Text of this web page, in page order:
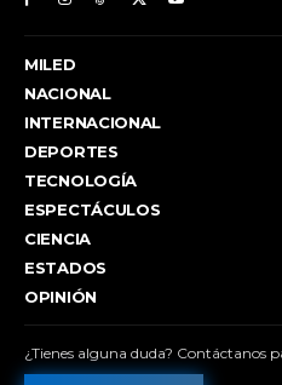
MILED
NACIONAL
INTERNACIONAL
DEPORTES
TECNOLOGÍA
ESPECTÁCULOS
CIENCIA
ESTADOS
OPINIÓN
¿Tienes alguna duda? Contáctanos